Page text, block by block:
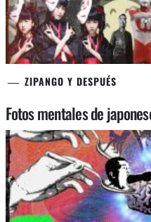
ZIPANGO Y DESPUÉS
Fotos mentales de